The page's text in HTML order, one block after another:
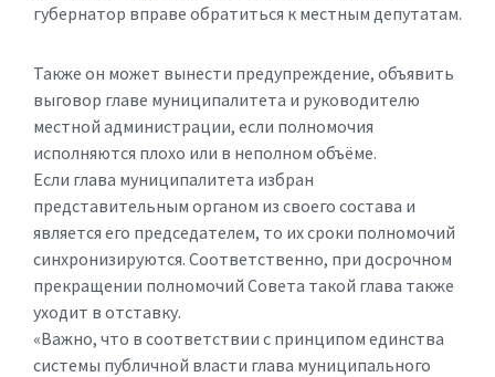
губернатор вправе обратиться к местным депутатам.
Также он может вынести предупреждение, объявить
выговор главе муниципалитета и руководителю
местной администрации, если полномочия
исполняются плохо или в неполном объёме.
Если глава муниципалитета избран
представительным органом из своего состава и
является его председателем, то их сроки полномочий
синхронизируются. Соответственно, при досрочном
прекращении полномочий Совета такой глава также
уходит в отставку.
«Важно, что в соответствии с принципом единства
системы публичной власти глава муниципального